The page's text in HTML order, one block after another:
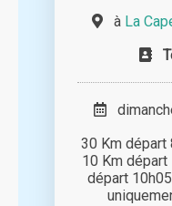
à La
30 Km départ
10 Km départ
départ